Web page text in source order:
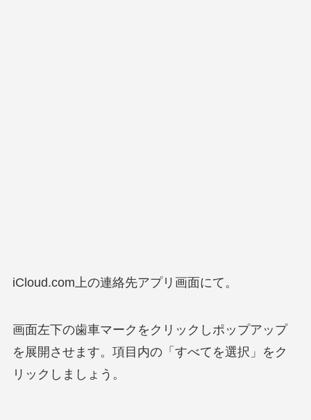
iCloud.com上の連絡先アプリ画面にて。
画面左下の歯車マークをクリックしポップアップ
を展開させます。項目内の「すべてを選択」をク
リックしましょう。